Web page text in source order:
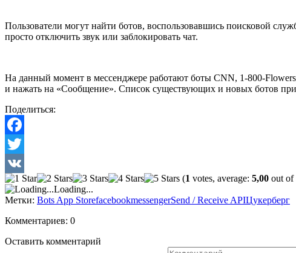
Пользователи могут найти ботов, воспользовавшись поисковой
просто отключить звук или заблокировать чат.
На данный момент в мессенджере работают боты CNN, 1-800-
и нажать на «Сообщение». Список существующих и новых ботов
Поделиться:
Facebook
Twitter
VK
(1 votes, average: 5,00 out of
Loading...
Метки: Bots App StorefacebookmessengerSend / Receive APIЦукерберг
Комментариев: 0
Оставить комментарий